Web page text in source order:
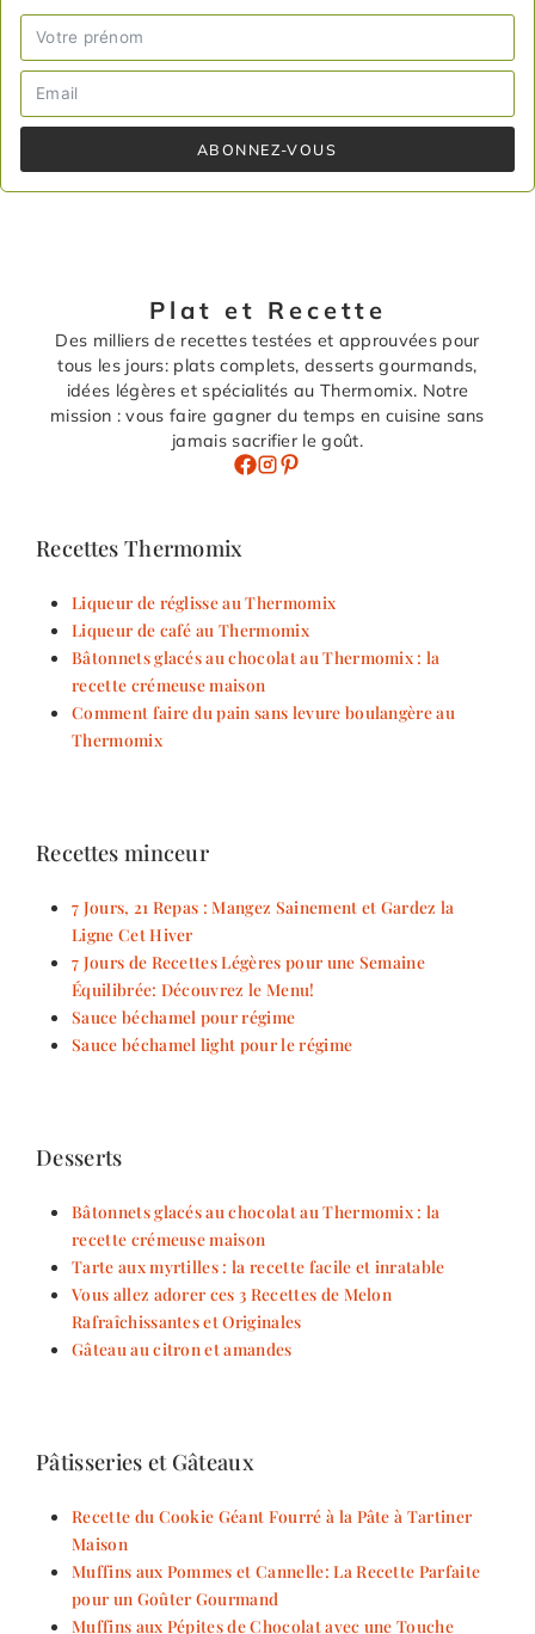
ABONNEZ-VOUS
Plat et Recette
Des milliers de recettes testées et approuvées pour
tous les jours: plats complets, desserts gourmands,
idées légères et spécialités au Thermomix. Notre
mission : vous faire gagner du temps en cuisine sans
jamais sacrifier le goût.
Recettes Thermomix
Liqueur de réglisse au Thermomix
Liqueur de café au Thermomix
Bâtonnets glacés au chocolat au Thermomix : la
recette crémeuse maison
Comment faire du pain sans levure boulangère au
Thermomix
Recettes minceur
7 Jours, 21 Repas : Mangez Sainement et Gardez la
Ligne Cet Hiver
7 Jours de Recettes Légères pour une Semaine
Équilibrée: Découvrez le Menu!
Sauce béchamel pour régime
Sauce béchamel light pour le régime
Desserts
Bâtonnets glacés au chocolat au Thermomix : la
recette crémeuse maison
Tarte aux myrtilles : la recette facile et inratable
Vous allez adorer ces 3 Recettes de Melon
Rafraîchissantes et Originales
Gâteau au citron et amandes
Pâtisseries et Gâteaux
Recette du Cookie Géant Fourré à la Pâte à Tartiner
Maison
Muffins aux Pommes et Cannelle: La Recette Parfaite
pour un Goûter Gourmand
Muffins aux Pépites de Chocolat avec une Touche